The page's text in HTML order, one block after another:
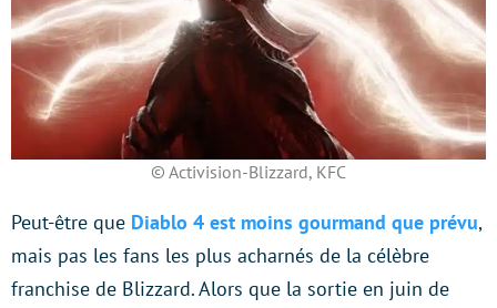
© Activision-Blizzard, KFC
Peut-être que Diablo 4 est moins gourmand que prévu,
mais pas les fans les plus acharnés de la célèbre
franchise de Blizzard. Alors que la sortie en juin de